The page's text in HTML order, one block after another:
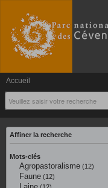
Accueil
Affiner la recherche
Mots-clés
Agropastoralisme (12)
Faune (12)